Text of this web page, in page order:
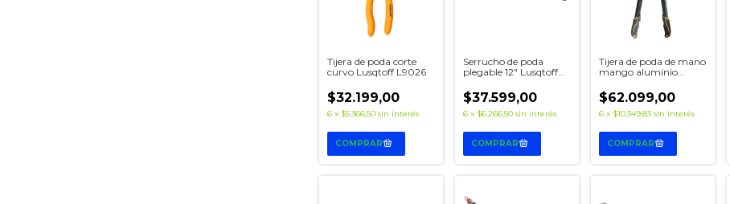
Tijera de poda corte
curvo Lusqtoff L9026
$32.199,00
6 x $5.366,50 sin interés
Serrucho de poda
plegable 12" Lusqtoff
$37.599,00
6 x $6.266,50 sin interés
Tijera de poda de mano
mango aluminio
profesional
$62.099,00
6 x $10.349,83 sin interés